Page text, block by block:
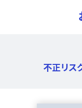
不正リス